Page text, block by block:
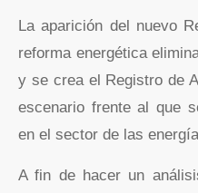
La aparición del nuevo
reforma energética
y se crea el Registro de
escenario frente al que
en el sector de las
A fin de hacer un